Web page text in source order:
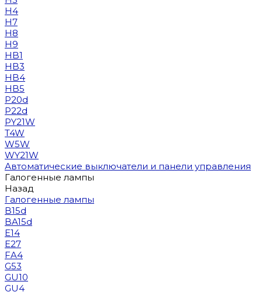
H4
H7
H8
H9
HB1
HB3
HB4
HB5
P20d
P22d
PY21W
T4W
W5W
WY21W
Автоматические выключатели и панели управления
Галогенные лампы
Назад
Галогенные лампы
B15d
BA15d
E14
E27
FA4
G53
GU10
GU4